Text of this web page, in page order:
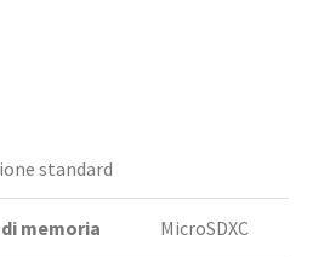
standard
memoria MicroSDXC